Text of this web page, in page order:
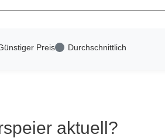
Preis Durchschnittlich
aktuell?